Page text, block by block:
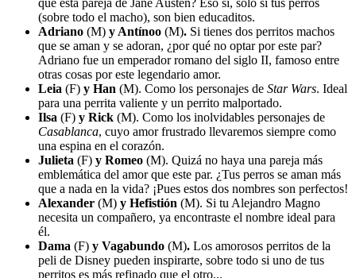
que esta pareja de Jane Austen? Eso sí, solo si tus perros
(sobre todo el macho), son bien educaditos.
Adriano (M) y Antínoo (M). Si tienes dos perritos machos
que se aman y se adoran, ¿por qué no optar por este par?
Adriano fue un emperador romano del siglo II, famoso entre
otras cosas por este legendario amor.
Leia (F) y Han (M). Como los personajes de Star Wars. Ideal
para una perrita valiente y un perrito malportado.
Ilsa (F) y Rick (M). Como los inolvidables personajes de
Casablanca, cuyo amor frustrado llevaremos siempre como
una espina en el corazón.
Julieta (F) y Romeo (M). Quizá no haya una pareja más
emblemática del amor que este par. ¿Tus perros se aman más
que a nada en la vida? ¡Pues estos dos nombres son perfectos!
Alexander (M) y Hefistión (M). Si tu Alejandro Magno
necesita un compañero, ya encontraste el nombre ideal para
él.
Dama (F) y Vagabundo (M). Los amorosos perritos de la
peli de Disney pueden inspirarte, sobre todo si uno de tus
perritos es más refinado que el otro...